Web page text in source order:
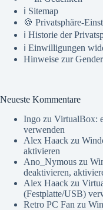
ℹ️ Sitemap
🍪 Privatsphäre-
ℹ️ Historie der
ℹ️ Einwilligungen
Hinweise zur
Neueste Kommentare
Ingo zu VirtualBox:
verwenden
Alex Haack zu
aktivieren
Ano_Nymous zu
deaktivieren,
Alex Haack zu
(Festplatte/USB)
Retro PC Fan zu